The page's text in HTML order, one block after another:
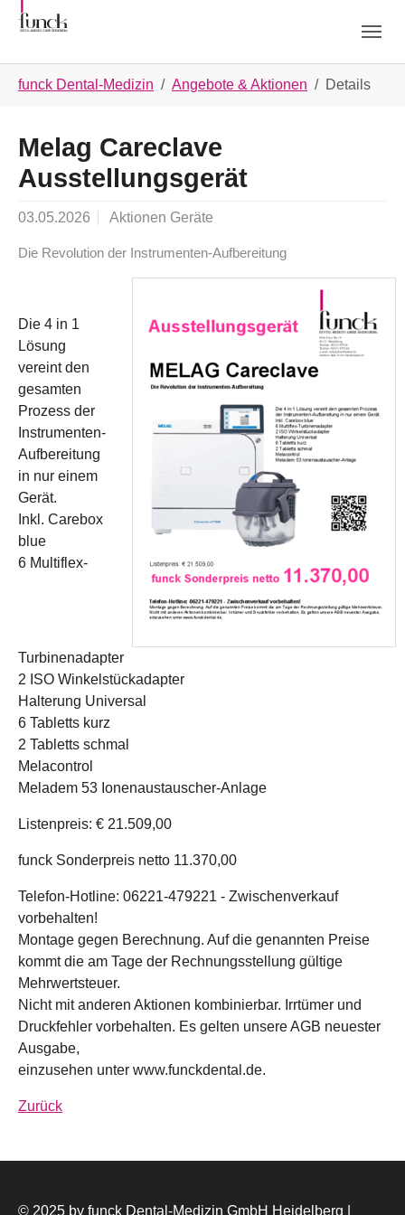
Skip to main navigation
Skip to main content
Skip to page footer
funck Dental-Medizin Angebote & Aktionen Details
Melag Careclave
Ausstellungsgerät
03.05.2026 Aktionen Geräte
Die Revolution der Instrumenten-Aufbereitung
Die 4 in 1
Lösung
vereint den
gesamten
Prozess der
Instrumenten-
Aufbereitung
in nur einem
Gerät.
Inkl. Carebox
blue
6 Multiflex-
Turbinenadapter
2 ISO Winkelstückadapter
Halterung Universal
6 Tabletts kurz
2 Tabletts schmal
Melacontrol
Meladem 53 Ionenaustauscher-Anlage
Listenpreis: € 21.509,00
funck Sonderpreis netto 11.370,00
Telefon-Hotline: 06221-479221 - Zwischenverkauf
vorbehalten!
Montage gegen Berechnung. Auf die genannten Preise
kommt die am Tage der Rechnungsstellung gültige
Mehrwertsteuer.
Nicht mit anderen Aktionen kombinierbar. Irrtümer und
Druckfehler vorbehalten. Es gelten unsere AGB neuester
Ausgabe,
einzusehen unter www.funckdental.de.
Zurück
© 2025 by funck Dental-Medizin GmbH Heidelberg |